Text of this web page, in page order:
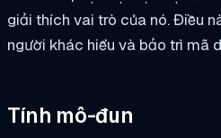
giải thích vai trò của nó. Điều
người khác hiểu và bảo trì mã
Tính mô-đun